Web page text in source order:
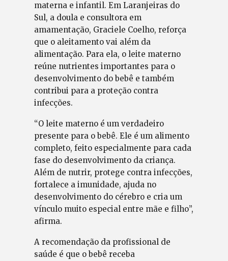
materna e infantil. Em Laranjeiras do
Sul, a doula e consultora em
amamentação, Graciele Coelho, reforça
que o aleitamento vai além da
alimentação. Para ela, o leite materno
reúne nutrientes importantes para o
desenvolvimento do bebê e também
contribui para a proteção contra
infecções.
“O leite materno é um verdadeiro
presente para o bebê. Ele é um alimento
completo, feito especialmente para cada
fase do desenvolvimento da criança.
Além de nutrir, protege contra infecções,
fortalece a imunidade, ajuda no
desenvolvimento do cérebro e cria um
vínculo muito especial entre mãe e filho”,
afirma.
A recomendação da profissional de
saúde é que o bebê receba